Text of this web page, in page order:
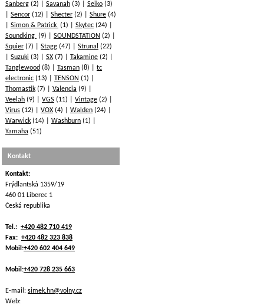
Sanberg (2) Savanah (3) Seiko (3)
Sencor (12) Shecter (2) Shure (4)
Simon & Patrick (1) Skytec (24)
Soundking (9) SOUNDSTATION (2)
Squier (7) Stagg (47) Strunal (22)
Suzuki (3) SX (7) Takamine (2)
Tanglewood (8) Tasman (8)
tc
electronic (13) TENSON (1)
Thomastik (7) Valencia (9)
Veelah (9) VGS (11) Vintage (2)
Virus (12) VOX (4) Walden (24)
Warwick (14) Washburn (1)
Yamaha (51)
Kontakt
Kontakt:
Frýdlantská 1359/19
460 01 Liberec 1
Česká republika
Tel.: +420 482 710 419
Fax: +420 482 323 838
Mobil:+420 602 404 649
Mobil:+420 728 235 663
E-mail: simek.hn@volny.cz
Web: